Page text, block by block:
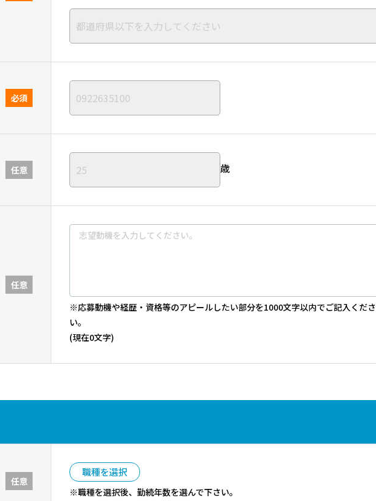
必須
任意 歳
任意
※応募動機や経歴・資格等のアピールしたい部分を1000文字以内でご記入くださ
い。
(現在0文字)
任意
職種を選択
※職種を選択後、勤続年数を選んで下さい。